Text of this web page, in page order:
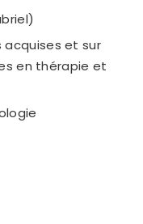
acquises et sur
en thérapie et